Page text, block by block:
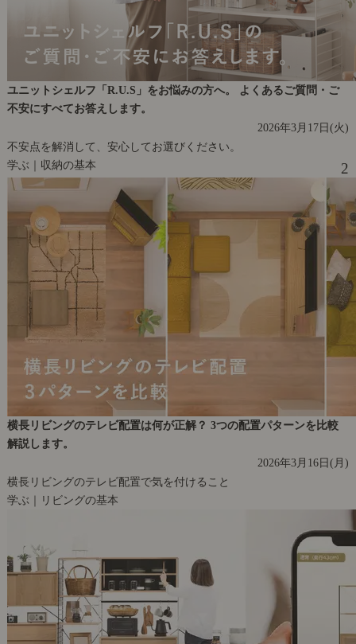
ユニットシェルフ「R.U.S」をお悩みの方へ。 よくあるご質問・ご
不安にすべてお答えします。
2026年3月17日(火)
不安点を解消して、安心してお選びください。
学ぶ｜収納の基本
2
横長リビングのテレビ配置は何が正解？ 3つの配置パターンを比較
解説します。
2026年3月16日(月)
横長リビングのテレビ配置で気を付けること
学ぶ｜リビングの基本